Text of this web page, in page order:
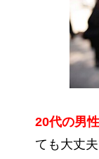
20代の男性
ても大丈夫